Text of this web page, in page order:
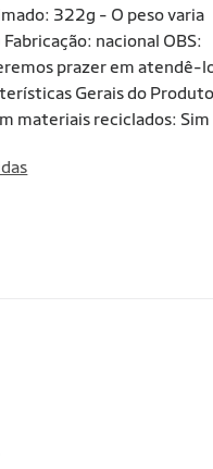
322g - O peso varia
nacional OBS:
prazer em atendê-
Gerais do
materiais reciclados: Sim